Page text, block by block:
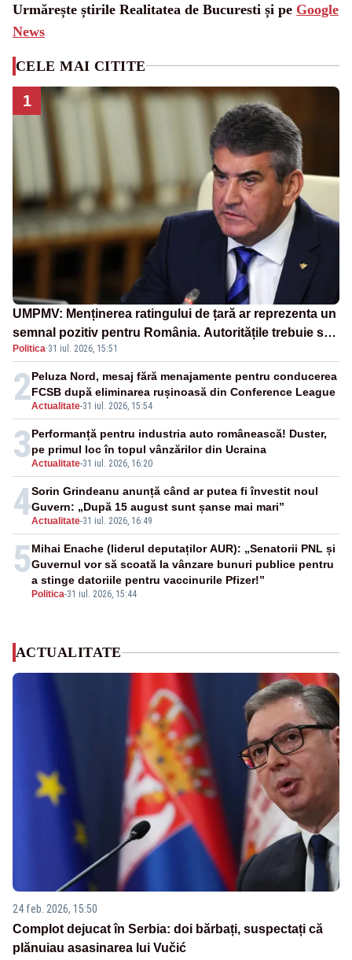
Urmărește știrile Realitatea de Bucuresti și pe Google
News
CELE MAI CITITE
1
UMPMV: Menținerea ratingului de țară ar reprezenta un
semnal pozitiv pentru România. Autoritățile trebuie să
continue consolidarea stabilității economice și
financiare
Politica·31 iul. 2026, 15:51
2Actualitate-31 iul. 2026, 15:54
Peluza Nord, mesaj fără menajamente pentru conducerea
FCSB după eliminarea rușinoasă din Conference League
3Actualitate-31 iul. 2026, 16:20
Performanță pentru industria auto românească! Duster,
pe primul loc în topul vânzărilor din Ucraina
4Actualitate-31 iul. 2026, 16:49
Sorin Grindeanu anunță când ar putea fi învestit noul
Guvern: „După 15 august sunt șanse mai mari”
5
Politica-31 iul. 2026, 15:44
Mihai Enache (liderul deputaților AUR): „Senatorii PNL și
Guvernul vor să scoată la vânzare bunuri publice pentru
a stinge datoriile pentru vaccinurile Pfizer!”
ACTUALITATE
24 feb. 2026, 15:50
Complot dejucat în Serbia: doi bărbați, suspectați că
plănuiau asasinarea lui Vučić